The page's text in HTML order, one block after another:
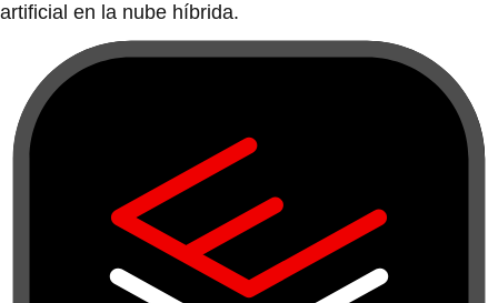
artificial en la nube híbrida.